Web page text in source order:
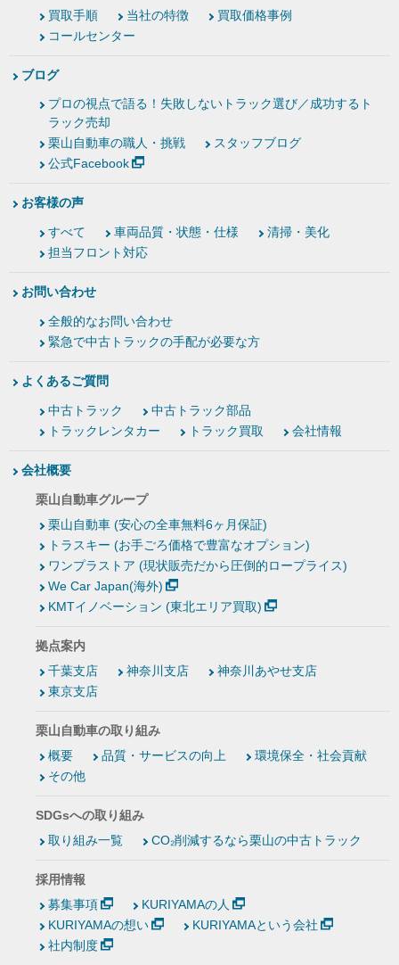
買取手順 当社の特徴
買取価格事例
コールセンター
ブログ
プロの視点で語る！失敗しないトラック選び／成功するト
ラック売却
栗山自動車の職人・挑戦
スタッフブログ
公式Facebook
お客様の声
すべて 車両品質・状態・仕様
清掃・美化
担当フロント対応
お問い合わせ
全般的なお問い合わせ
緊急で中古トラックの手配が必要な方
よくあるご質問
中古トラック
中古トラック部品
トラックレンタカー
トラック買取 会社情報
会社概要
栗山自動車グループ
栗山自動車 (安心の全車無料6ヶ月保証)
トラスキー (お手ごろ価格で豊富なオプション)
ワンプラストア (現状販売だから圧倒的ロープライス)
We Car Japan(海外)
KMTイノベーション (東北エリア買取)
拠点案内
千葉支店
神奈川支店
神奈川あやせ支店
東京支店
栗山自動車の取り組み
概要
品質・サービスの向上
環境保全・社会貢献
その他
SDGsへの取り組み
取り組み一覧
CO₂削減するなら栗山の中古トラック
採用情報
募集事項
KURIYAMAの人
KURIYAMAの想い
KURIYAMAという会社
社内制度